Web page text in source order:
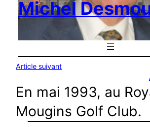
Michel
Article suivant
En mai 1993, au
Mougins Golf Club.